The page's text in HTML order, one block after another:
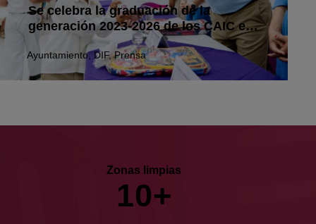
Se celebra la graduación de la
generación 2023-2026 de los CAIC en
Ayuntamiento,DIF,Prensa
Zonas limpias
10+